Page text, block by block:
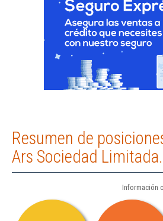
Resumen de
Ars Sociedad Limitada.
Información